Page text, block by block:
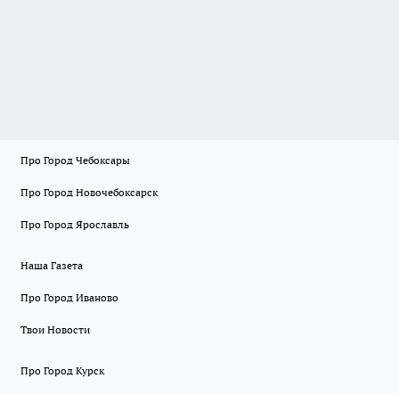
Про Город Чебоксары
Про Город Новочебоксарск
Про Город Ярославль
Наша Газета
Про Город Иваново
Твои Новости
Про Город Курск